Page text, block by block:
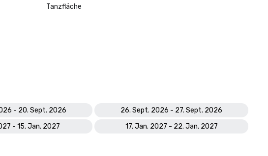
Tanzfläche
- 20. Sept. 2026
26. Sept. 2026 - 27. Sept. 2026
- 15. Jan. 2027
17. Jan. 2027 - 22. Jan. 2027